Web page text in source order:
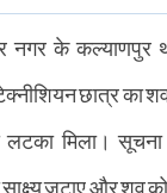
के कल्याणपुर
छात्र का
मिला।